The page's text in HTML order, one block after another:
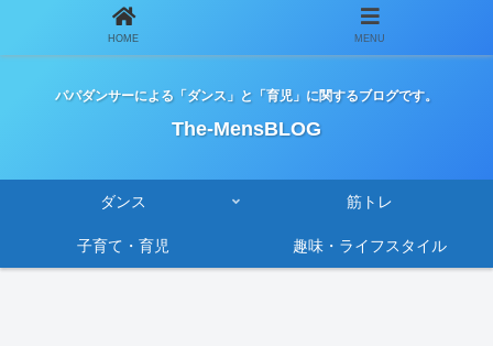
パパダンサーによる「ダンス」と「育児」に関するブログです。
The-MensBLOG
ダンス 筋トレ
子育て・育児 趣味・ライフスタイル
HOME MENU